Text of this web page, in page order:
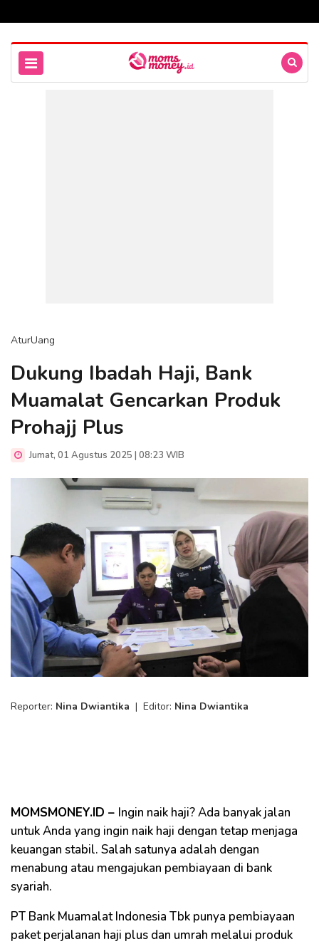
AturUang
Dukung Ibadah Haji, Bank
Muamalat Gencarkan Produk
Prohajj Plus
Jumat, 01 Agustus 2025 | 08:23 WIB
Reporter: Nina Dwiantika | Editor: Nina Dwiantika
MOMSMONEY.ID – Ingin naik haji? Ada banyak jalan
untuk Anda yang ingin naik haji dengan tetap menjaga
keuangan stabil. Salah satunya adalah dengan
menabung atau mengajukan pembiayaan di bank
syariah.
PT Bank Muamalat Indonesia Tbk punya pembiayaan
paket perjalanan haji plus dan umrah melalui produk